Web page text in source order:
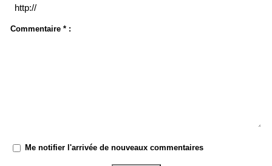
Commentaire * :
Me notifier l'arrivée de nouveaux commentaires